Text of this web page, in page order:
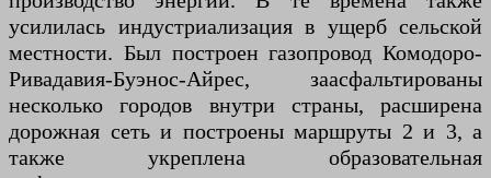
усилилась индустриализация в ущерб сельской
местности. Был построен газопровод Комодоро-
Ривадавия-Буэнос-Айрес, заасфальтированы
несколько городов внутри страны, расширена
дорожная сеть и построены маршруты 2 и 3, а
также укреплена образовательная